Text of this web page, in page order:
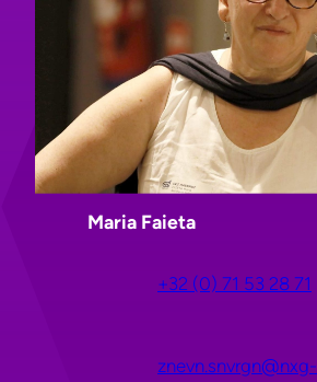
Maria Faieta
+32 (0) 71 53 28 71
znevn.snvrgn@nxg-